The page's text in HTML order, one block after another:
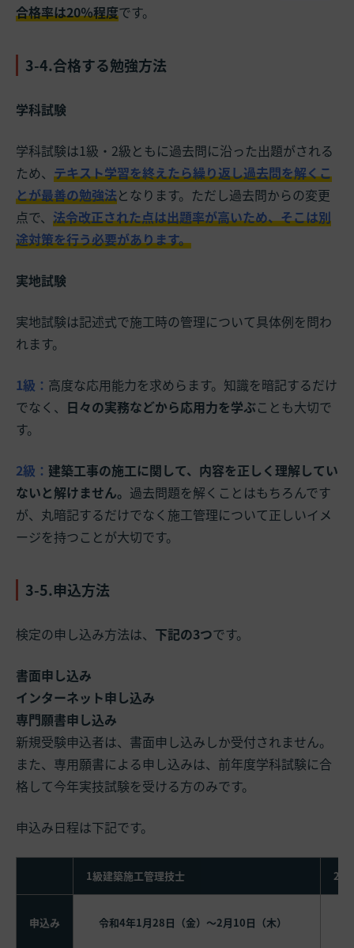
合格率は20％程度です。
3-4.合格する勉強方法
学科試験
学科試験は1級・2級ともに過去問に沿った出題がされる
ため、 テキスト学習を終えたら繰り返し過去問を解くこ
とが最善の勉強法となります。ただし過去問からの変更
点で、 法令改正された点は出題率が高いため、そこは別
途対策を行う必要があります。
実地試験
実地試験は記述式で施工時の管理について具体例を問わ
れます。
1級： 高度な応用能力を求めらます。知識を暗記するだけ
でなく、 日々の実務などから応用力を学ぶことも大切で
す。
2級： 建築工事の施工に関して、内容を正しく理解してい
ないと解けません。 過去問題を解くことはもちろんです
が、丸暗記するだけでなく施工管理について正しいイメ
ージを持つことが大切です。
3-5.申込方法
検定の申し込み方法は、 下記の3つです。
書面申し込み
インターネット申し込み
専門願書申し込み
新規受験申込者は、書面申し込みしか受付されません。
また、専用願書による申し込みは、前年度学科試験に合
格して今年実技試験を受ける方のみです。
申込み日程は下記です。
1級建築施工管理技士 2級
申込み 令和4年1月28日（金）～2月10日（木）